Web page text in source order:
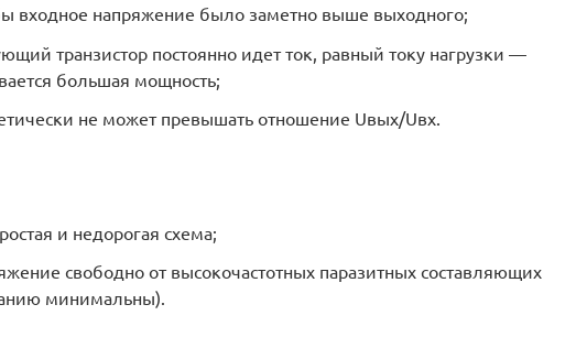
входное напряжение было заметно выше выходного;
транзистор постоянно идет ток, равный току нагрузки —
большая мощность;
не может превышать отношение Uвых/Uвх.
и недорогая схема;
свободно от высокочастотных паразитных составляющих
минимальны).